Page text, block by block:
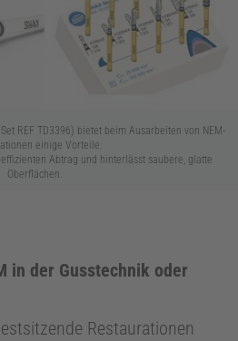
REF TD3396) bietet beim Ausarbeiten von NEM-
einige Vorteile.
Abtrag und hinterlässt saubere, glatte
Oberflächen.
in der Gusstechnik oder
Restaurationen